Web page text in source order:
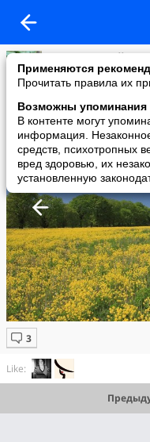
Применяются
Прочитать правила их
Возможны упоминания
В контенте могут
информация.
средств, психотропных
вред здоровью, их
установленную
Блог: Геннадий
added a photo
11 Aug в 17:33
Like: